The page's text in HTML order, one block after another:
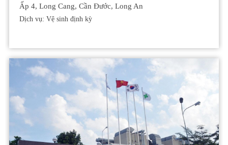
Ấp 4, Long Cang, Cần Đước, Long An
Dịch vụ: Vệ sinh định kỳ